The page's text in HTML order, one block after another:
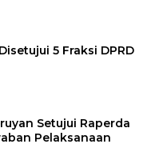
5 Fraksi DPRD
Setujui Raperda
Pelaksanaan